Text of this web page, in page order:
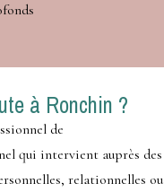
à Ronchin ?
de
qui intervient auprès des
relationnelles ou